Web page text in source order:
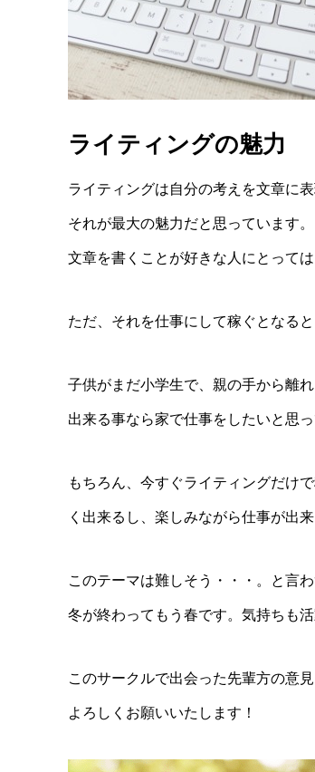
ライティングの魅力
ライティングは自分の考えを文章に
それが最大の魅力だと思っています。
文章を書くことが好きな人にとって
ただ、それを仕事にして稼ぐとなる
子供がまだ小学生で、親の手から離
出来る事なら家で仕事をしたいと思っ
もちろん、今すぐライティングだけ
く出来るし、楽しみながら仕事が出
このテーマは難しそう・・・。と言
冬が終わってもう春です。気持ちも活
このサークルで出会った先輩方の意
よろしくお願いいたします！